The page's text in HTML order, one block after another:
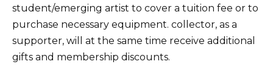
student/emerging artist to cover a tuition fee or to
purchase necessary equipment. collector, as a
supporter, will at the same time receive additional
gifts and membership discounts.